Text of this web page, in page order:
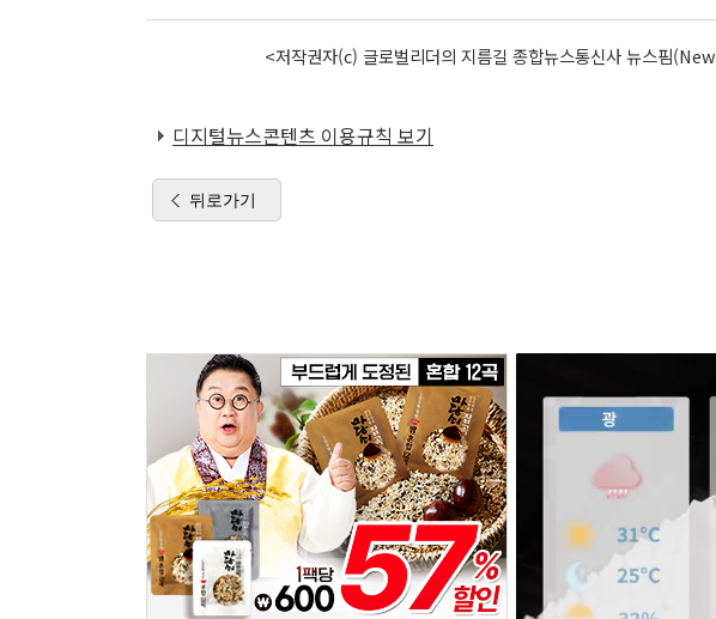
<저작권자(c) 글로벌리더의 지름길 종합뉴스통신사 뉴스핌
디지털뉴스콘텐츠 이용규칙 보기
뒤로가기